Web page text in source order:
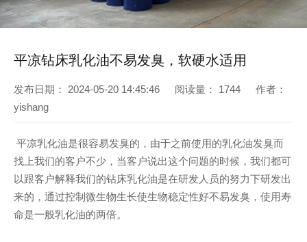
平凉钻床乳化油不易发臭，软硬水适用
发布日期： 2024-05-20 14:45:46 阅读量： 1744
作者：
yishang
平凉乳化油是很容易发臭的，由于之前使用的乳化油发臭而
找上我们的客户不少，当客户说出这个问题的时候，我们都可
以跟客户解释我们的钻床乳化油是在研发人员的努力下研发出
来的，通过控制微生物生长使生物稳定性好不易发臭，使用寿
命是一般乳化油的两倍。